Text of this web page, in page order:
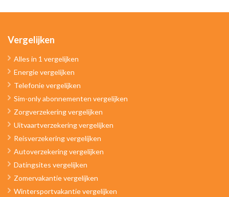
Vergelijken
Alles in 1 vergelijken
Energie vergelijken
Telefonie vergelijken
Sim-only abonnementen vergelijken
Zorgverzekering vergelijken
Uitvaartverzekering vergelijken
Reisverzekering vergelijken
Autoverzekering vergelijken
Datingsites vergelijken
Zomervakantie vergelijken
Wintersportvakantie vergelijken